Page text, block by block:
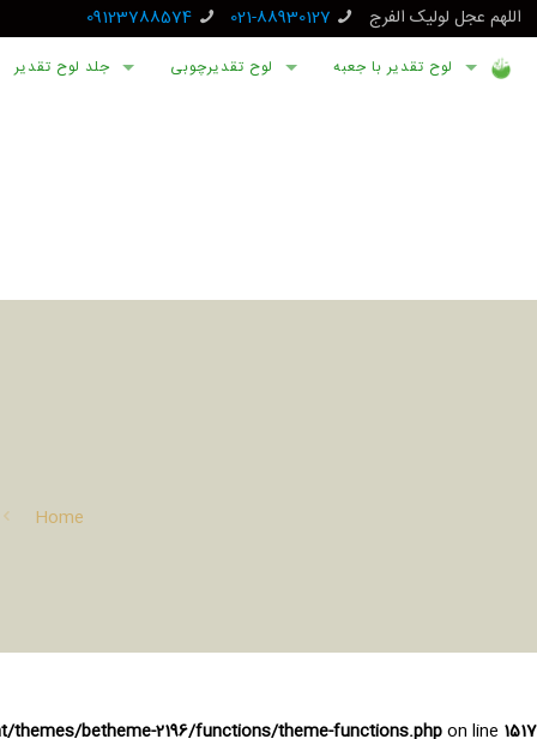
اللهم عجل لولیک الفرج 021-88930127
09123788574
لوح تقدیر با جعبه لوح تقدیرچوبی جلد لوح تقدیر
Home
betheme-2196/functions/theme-functions.phpon line 1517